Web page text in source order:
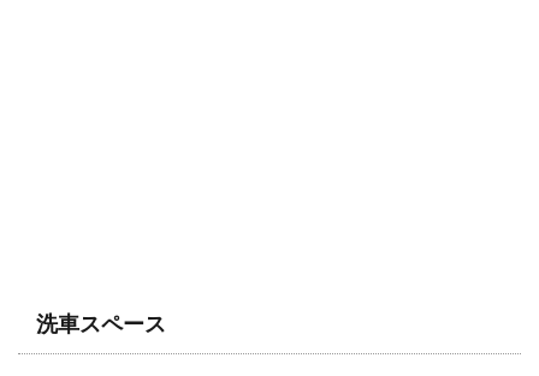
洗車スペース